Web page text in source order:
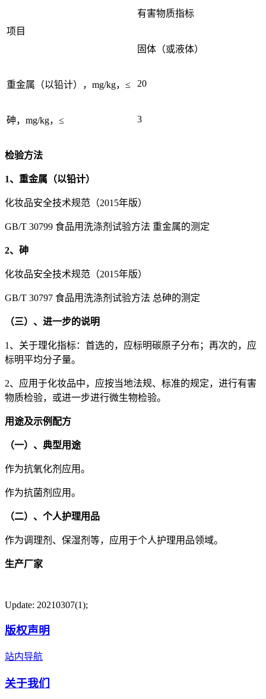
项目
有害物质指标
固体（或液体）
重金属（以铅计），mg/kg，≤ 20
砷，mg/kg，≤ 3
检验方法
1、重金属（以铅计）
化妆品安全技术规范（2015年版）
GB/T 30799 食品用洗涤剂试验方法 重金属的测定
2、砷
化妆品安全技术规范（2015年版）
GB/T 30797 食品用洗涤剂试验方法 总砷的测定
（三）、进一步的说明
1、关于理化指标：首选的，应标明碳原子分布；再次的，应
标明平均分子量。
2、应用于化妆品中，应按当地法规、标准的规定，进行有害
物质检验，或进一步进行微生物检验。
用途及示例配方
（一）、典型用途
作为抗氧化剂应用。
作为抗菌剂应用。
（二）、个人护理用品
作为调理剂、保湿剂等，应用于个人护理用品领域。
生产厂家
Update: 20210307(1);
版权声明
站内导航
关于我们